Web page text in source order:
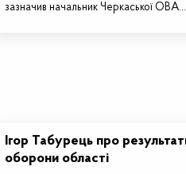
зазначив начальник Черкаської
Ігор Табурець про
оборони області